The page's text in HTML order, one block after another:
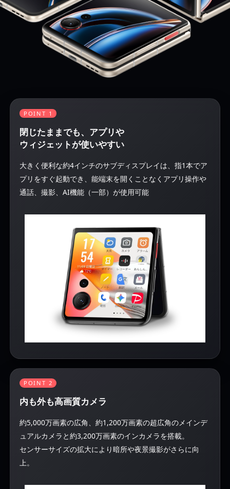
POINT 1
閉じたままでも、アプリや
ウィジェットが使いやすい
大きく便利な約4インチのサブディスプレイは、指1本でア
プリをすぐ起動でき、能端末を開くことなくアプリ操作や
通話、撮影、AI機能（一部）が使用可能
POINT 2
内も外も高画質カメラ
約5,000万画素の広角、約1,200万画素の超広角のメインデ
ュアルカメラと約3,200万画素のインカメラを搭載。
センサーサイズの拡大により暗所や夜景撮影がさらに向
上。